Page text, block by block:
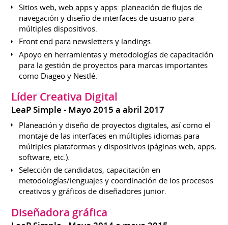
Sitios web, web apps y apps: planeación de flujos de
navegación y diseño de interfaces de usuario para
múltiples dispositivos.
Front end para newsletters y landings.
Apoyo en herramientas y metodologías de capacitación
para la gestión de proyectos para marcas importantes
como Diageo y Nestlé.
Líder Creativa Digital
LeaP Simple Mayo 2015 a abril 2017
Planeación y diseño de proyectos digitales, así como el
montaje de las interfaces en múltiples idiomas para
múltiples plataformas y dispositivos (páginas web, apps,
software, etc.).
Selección de candidatos, capacitación en
metodologías/lenguajes y coordinación de los procesos
creativos y gráficos de diseñadores junior.
Diseñadora gráfica